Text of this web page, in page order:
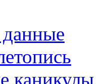
каникулы